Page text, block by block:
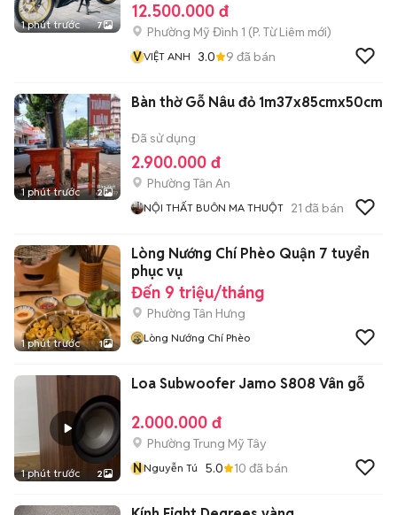
1 phút trước 7
12.500.000 đ
Phường Mỹ Đình 1 (P. Từ Liêm mới)
VVIỆT ANH 3.0 9 đã bán
1 phút trước 2
Bàn thờ Gỗ Nâu đỏ 1m37x85cmx50cm
Đã sử dụng
2.900.000 đ
Phường Tân An
NỘI THẤT BUÔN MA THUỘT 21 đã bán
1 phút trước 1
Lòng Nướng Chí Phèo Quận 7 tuyển
phục vụ
Đến 9 triệu/tháng
Phường Tân Hưng
Lòng Nướng Chí Phèo
1 phút trước 2
Loa Subwoofer Jamo S808 Vân gỗ
2.000.000 đ
Phường Trung Mỹ Tây
NNguyễn Tú 5.0 10 đã bán